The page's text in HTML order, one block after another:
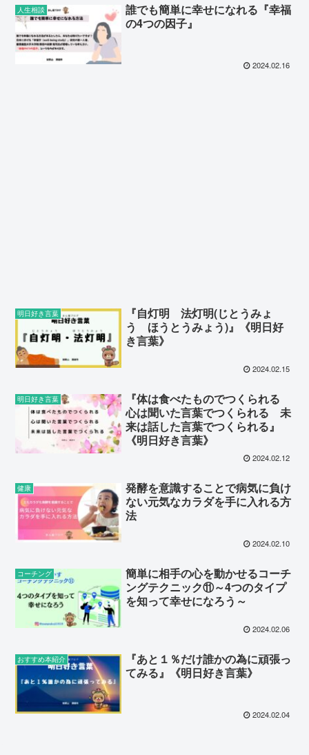
人生相談
誰でも簡単に幸せになれる『幸福
の4つの因子』
2024.02.16
明日好き言葉
『自灯明 法灯明(じとうみょ
う ほうとうみょう)』《明日好
き言葉》
2024.02.15
明日好き言葉
『体は食べたものでつくられる
心は聞いた言葉でつくられる 未
来は話した言葉でつくられる』
《明日好き言葉》
2024.02.12
健康
発酵を意識することで病気に負け
ない元気なカラダを手に入れる方
法
2024.02.10
コーチング
簡単に相手の心を動かせるコーチ
ングテクニック⑪～4つのタイプ
を知って幸せになろう～
2024.02.06
おすすめ本紹介
『あと１％だけ誰かの為に頑張っ
てみる』《明日好き言葉》
2024.02.04